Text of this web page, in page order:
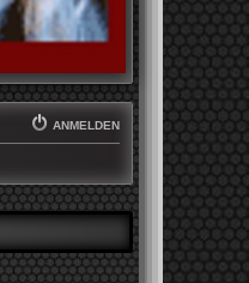
ANMELDEN